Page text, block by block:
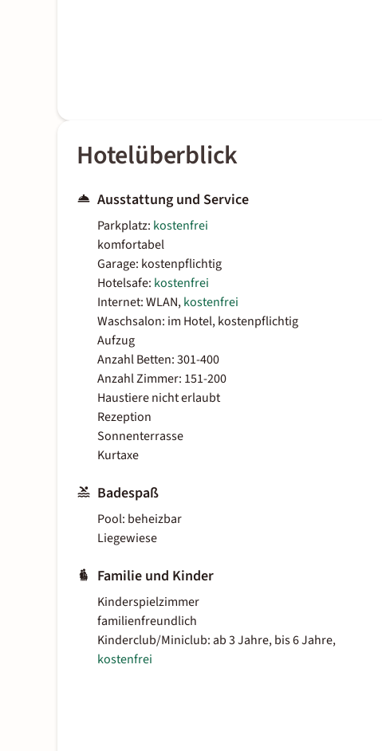
Hotelüberblick
Ausstattung und Service
Parkplatz: kostenfrei
komfortabel
Garage: kostenpflichtig
Hotelsafe: kostenfrei
Internet: WLAN,kostenfrei
Waschsalon: im Hotel, kostenpflichtig
Aufzug
Anzahl Betten: 301-400
Anzahl Zimmer: 151-200
Haustiere nicht erlaubt
Rezeption
Sonnenterrasse
Kurtaxe
Badespaß
Pool: beheizbar
Liegewiese
Familie und Kinder
Kinderspielzimmer
familienfreundlich
Kinderclub/Miniclub: ab 3 Jahre, bis 6 Jahre,
kostenfrei